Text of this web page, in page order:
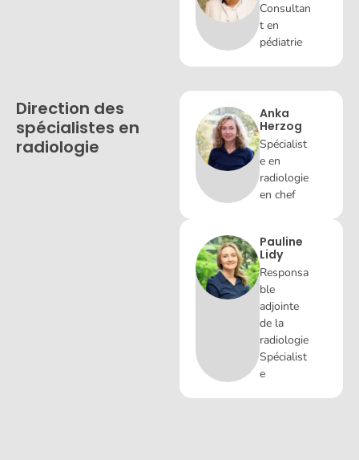
Consultan
t en
pédiatrie
Direction des
spécialistes en
radiologie
Anka
Herzog
Spécialist
e en
radiologie
en chef
Pauline
Lidy
Responsa
ble
adjointe
de la
radiologie
Spécialist
e